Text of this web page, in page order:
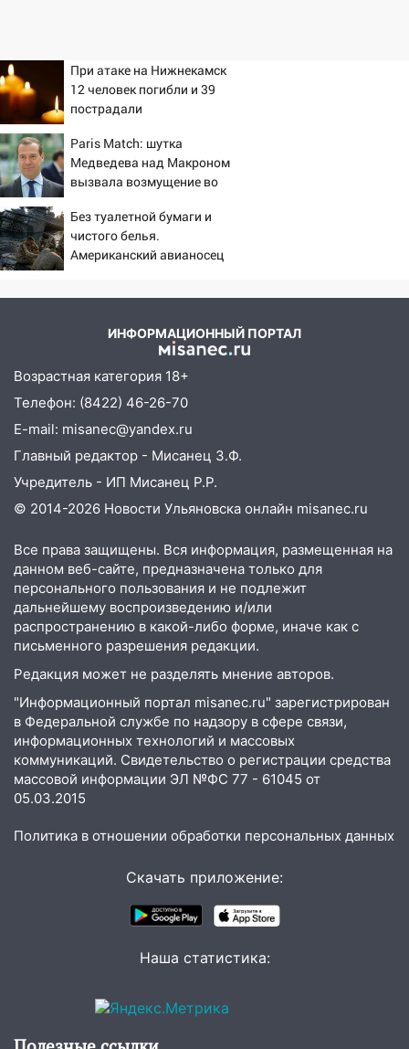
При атаке на Нижнекамск
12 человек погибли и 39
пострадали
Paris Match: шутка
Медведева над Макроном
вызвала возмущение во
Без туалетной бумаги и
чистого белья.
Американский авианосец
ИНФОРМАЦИОННЫЙ ПОРТАЛ
Возрастная категория 18+
Телефон: (8422) 46-26-70
E-mail: misanec@yandex.ru
Главный редактор - Мисанец З.Ф.
Учредитель - ИП Мисанец Р.Р.
© 2014-2026 Новости Ульяновска онлайн misanec.ru
Все права защищены. Вся информация, размещенная на
данном веб-сайте, предназначена только для
персонального пользования и не подлежит
дальнейшему воспроизведению и/или
распространению в какой-либо форме, иначе как с
письменного разрешения редакции.
Редакция может не разделять мнение авторов.
"Информационный портал misanec.ru" зарегистрирован
в Федеральной службе по надзору в сфере связи,
информационных технологий и массовых
коммуникаций. Свидетельство о регистрации средства
массовой информации ЭЛ №ФС 77 - 61045 от
05.03.2015
Политика в отношении обработки персональных данных
Скачать приложение:
Наша статистика: